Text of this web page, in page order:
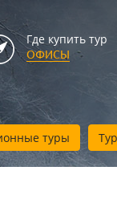
Где купить тур
ОФИСЫ
туры